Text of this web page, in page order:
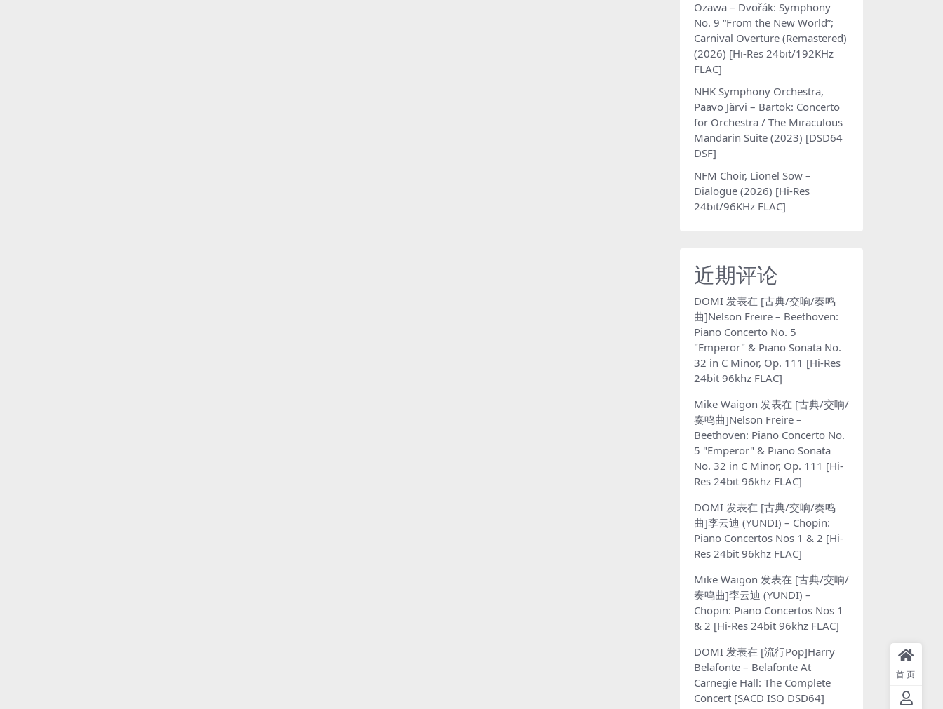
Ozawa – Dvořák: Symphony
No. 9 “From the New World”;
Carnival Overture (Remastered)
(2026) [Hi-Res 24bit/192KHz
FLAC]
NHK Symphony Orchestra,
Paavo Järvi – Bartok: Concerto
for Orchestra / The Miraculous
Mandarin Suite (2023) [DSD64
DSF]
NFM Choir, Lionel Sow –
Dialogue (2026) [Hi-Res
24bit/96KHz FLAC]
近期评论
DOMI 发表在 [古典/交响/奏鸣
曲]Nelson Freire – Beethoven:
Piano Concerto No. 5
"Emperor" & Piano Sonata No.
32 in C Minor, Op. 111 [Hi-Res
24bit 96khz FLAC]
Mike Waigon 发表在 [古典/交响/
奏鸣曲]Nelson Freire –
Beethoven: Piano Concerto No.
5 "Emperor" & Piano Sonata
No. 32 in C Minor, Op. 111 [Hi-
Res 24bit 96khz FLAC]
DOMI 发表在 [古典/交响/奏鸣
曲]李云迪 (YUNDI) – Chopin:
Piano Concertos Nos 1 & 2 [Hi-
Res 24bit 96khz FLAC]
Mike Waigon 发表在 [古典/交响/
奏鸣曲]李云迪 (YUNDI) –
Chopin: Piano Concertos Nos 1
& 2 [Hi-Res 24bit 96khz FLAC]
DOMI 发表在 [流行Pop]Harry
Belafonte – Belafonte At
Carnegie Hall: The Complete
Concert [SACD ISO DSD64]
首页